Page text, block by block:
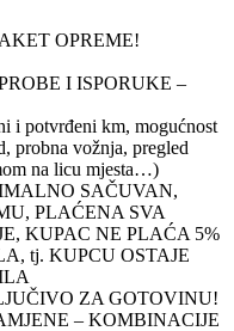
OPREME!
I ISPORUKE –
i potvrđeni km, mogućnost
probna vožnja, pregled
na licu mjesta…)
SAČUVAN,
PLAĆENA SVA
KUPAC NE PLAĆA 5%
tj. KUPCU OSTAJE
ZA GOTOVINU!
– KOMBINACIJE